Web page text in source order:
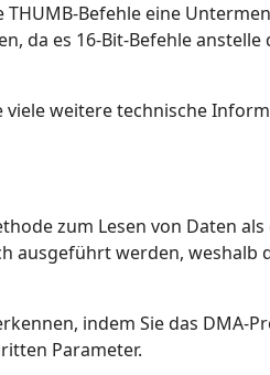
Befehle eine
da es 16-Bit-Befehle
weitere technische
zum Lesen von Daten
ausgeführt werden, weshalb
indem Sie das DMA-
Parameter.